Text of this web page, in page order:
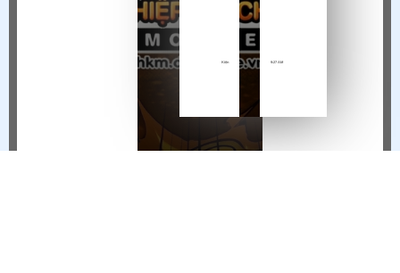
Kiện 9:27 AM